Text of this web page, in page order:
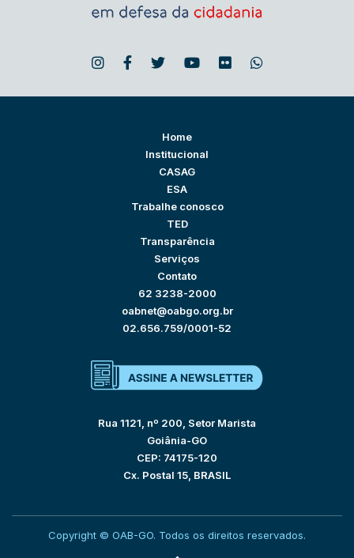
Home
Institucional
CASAG
ESA
Trabalhe conosco
TED
Transparência
Serviços
Contato
62 3238-2000
oabnet@oabgo.org.br
02.656.759/0001-52
Rua 1121, nº 200, Setor Marista
Goiânia-GO
CEP: 74175-120
Cx. Postal 15, BRASIL
Copyright © OAB-GO. Todos os direitos reservados.